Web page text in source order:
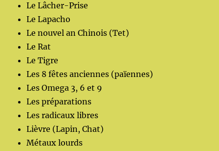
Le Lâcher-Prise
Le Lapacho
Le nouvel an Chinois (Tet)
Le Rat
Le Tigre
Les 8 fêtes anciennes (païennes)
Les Omega 3, 6 et 9
Les préparations
Les radicaux libres
Lièvre (Lapin, Chat)
Métaux lourds